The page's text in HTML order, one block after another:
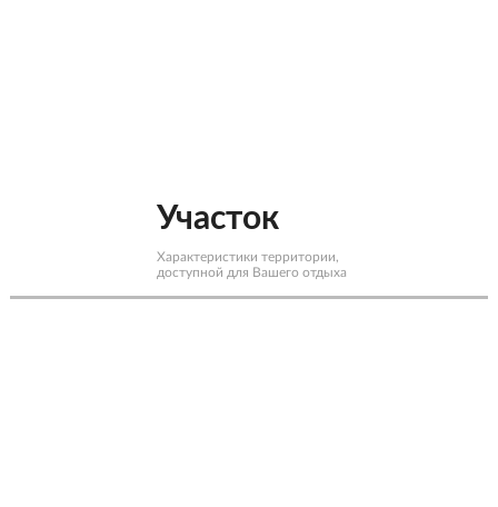
Участок
Характеристики территории,
доступной для Вашего отдыха